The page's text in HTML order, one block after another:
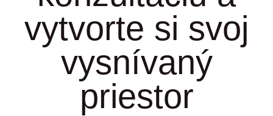
vytvorte si svoj
vysnívaný
priestor